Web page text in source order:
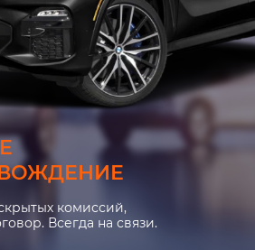
комиссий,
Всегда на связи.